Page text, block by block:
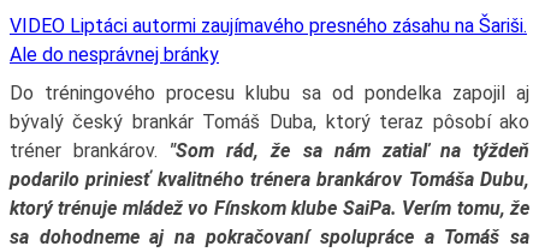
VIDEO Liptáci autormi zaujímavého presného zásahu na Šariši.
Ale do nesprávnej bránky
Do tréningového procesu klubu sa od pondelka zapojil aj
bývalý český brankár Tomáš Duba, ktorý teraz pôsobí ako
tréner brankárov. "Som rád, že sa nám zatiaľ na týždeň
podarilo priniesť kvalitného trénera brankárov Tomáša Dubu,
ktorý trénuje mládež vo Fínskom klube SaiPa. Verím tomu, že
sa dohodneme aj na pokračovaní spolupráce a Tomáš sa